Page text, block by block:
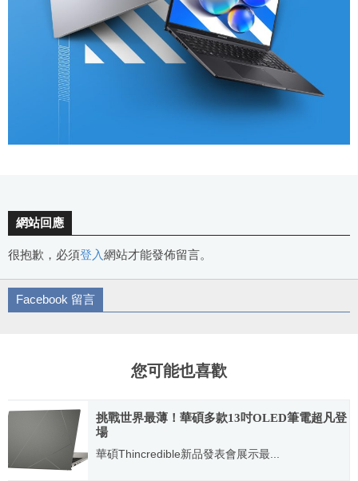
網站回應
很抱歉，必須登入網站才能發佈留言。
Facebook 留言
您可能也喜歡
挑戰世界最薄！華碩多款13吋OLED筆電超凡登
場
華碩Thincredible新品發表會展示最...